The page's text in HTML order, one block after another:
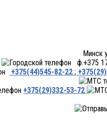
ф.+375
+375(44)545-82-22 ;
+375(29)332-53-72